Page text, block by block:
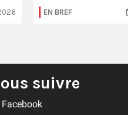
EN BREF
suivre
Facebook